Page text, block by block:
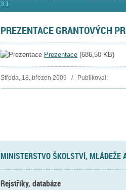
3.1
PREZENTACE GRANTOVÝCH
Prezentace (686,50 KB)
Středa, 18. březen 2009 / Publikoval:
MINISTERSTVO ŠKOLSTVÍ, MLÁDEŽE
Rejstříky, databáze